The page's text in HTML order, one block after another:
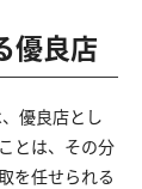
優良店
優良店とし
とは、その分
を任せられる